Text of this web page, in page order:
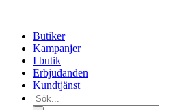
Butiker
Kampanjer
I butik
Erbjudanden
Kundtjänst
Sök...